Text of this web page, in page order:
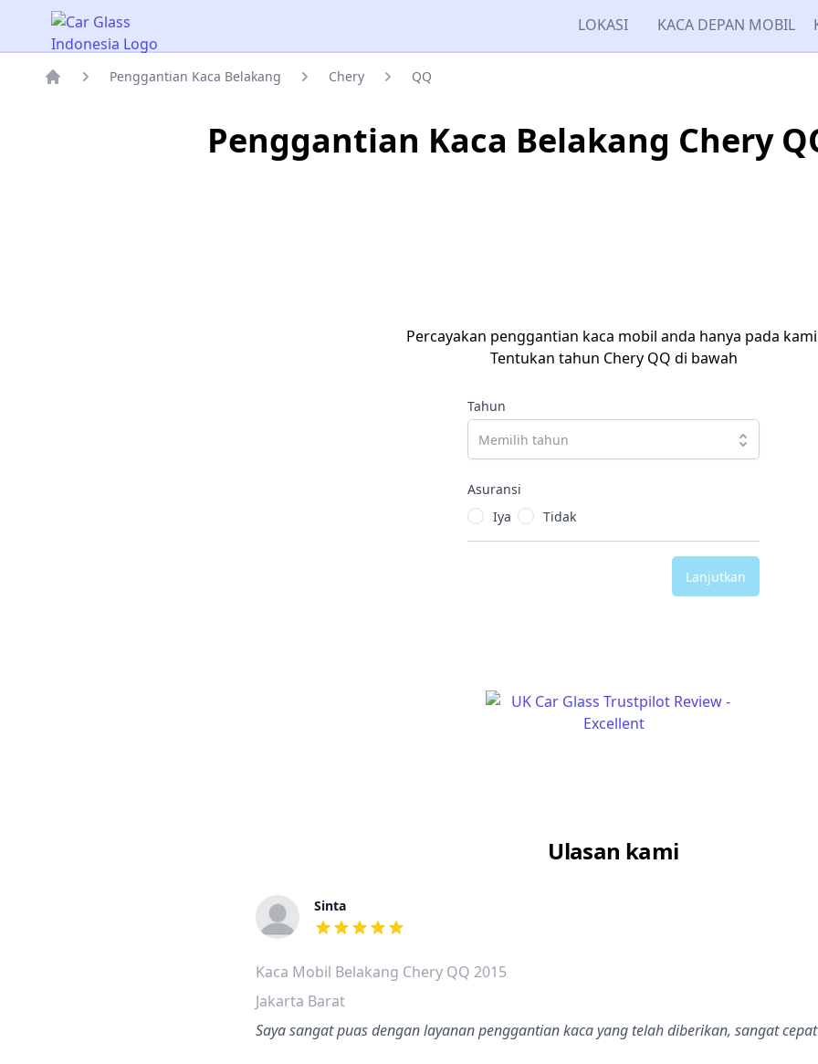
Car Glass Indonesia LOKASI KACA DEPAN MOBIL
Penggantian Kaca Belakang Chery QQ
Penggantian Kaca Belakang Chery
Percayakan penggantian kaca mobil anda hanya pada
Tentukan tahun Chery QQ di bawah
Tahun
Asuransi
Iya
Tidak
Lanjutkan
Ulasan kami
Sinta
dari ulasan adalah bintang lima
Kaca Mobil Belakang Chery QQ 2015
Jakarta Barat
Saya sangat puas dengan layanan penggantian kaca yang telah diberikan, sangat